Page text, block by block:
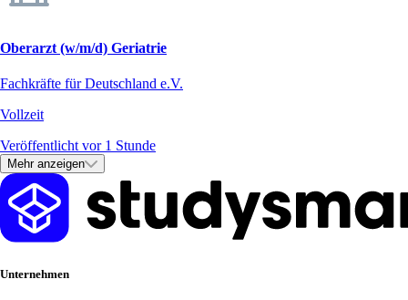
Oberarzt (w/m/d) Geriatrie
Fachkräfte für Deutschland e.V.
Vollzeit
Veröffentlicht vor 1 Stunde
Mehr anzeigen
Unternehmen